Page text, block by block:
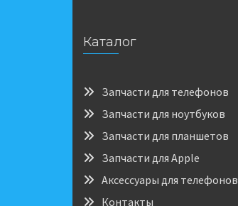
Каталог
Запчасти для телефонов
Запчасти для ноутбуков
Запчасти для планшетов
Запчасти для Apple
Аксессуары для телефонов
Контакты